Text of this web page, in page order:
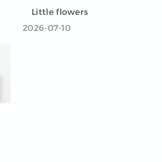
Little flowers
2026-07-10